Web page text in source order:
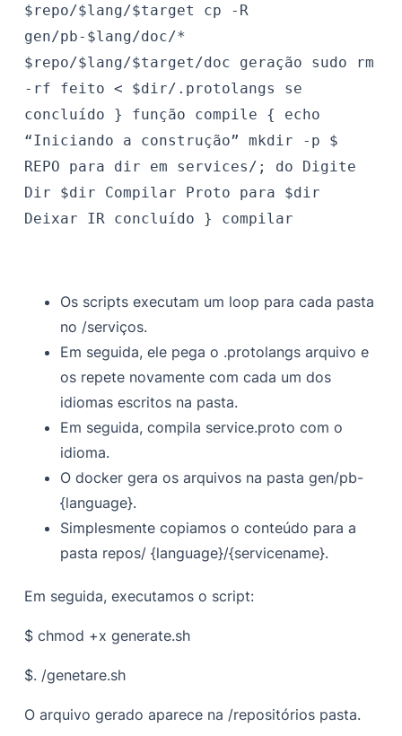
$repo/$lang/$target cp -R
gen/pb-$lang/doc/*
$repo/$lang/$target/doc geração sudo rm
-rf feito < $dir/.protolangs se
concluído } função compile { echo
“Iniciando a construção” mkdir -p $
REPO para dir em services/; do Digite
Dir $dir Compilar Proto para $dir
Deixar IR concluído } compilar
Os scripts executam um loop para cada pasta
no /serviços.
Em seguida, ele pega o .protolangs arquivo e
os repete novamente com cada um dos
idiomas escritos na pasta.
Em seguida, compila service.proto com o
idioma.
O docker gera os arquivos na pasta gen/pb-
{language}.
Simplesmente copiamos o conteúdo para a
pasta repos/ {language}/{servicename}.
Em seguida, executamos o script:
$ chmod +x generate.sh
$. /genetare.sh
O arquivo gerado aparece na /repositórios pasta.